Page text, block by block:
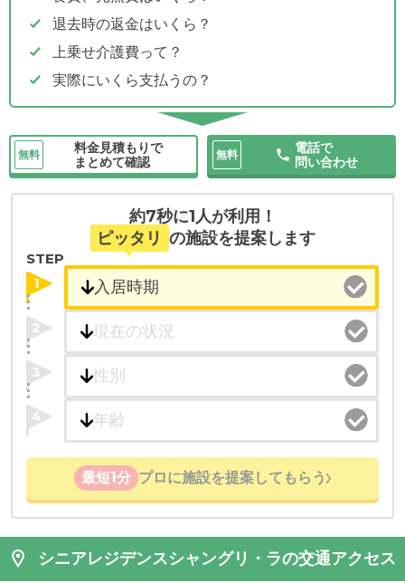
退去時の返金はいくら？
上乗せ介護費って？
実際にいくら支払うの？
無料
料金見積もりで
まとめて確認
無料
電話で
問い合わせ
約7秒に1人が利用！
ピッタリ の施設を提案します
STEP
1
2
3
4
最短1分 プロに施設を提案してもらう
シニアレジデンスシャングリ・ラの交通アクセス